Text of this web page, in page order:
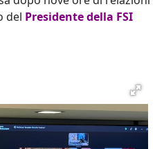
del Presidente della FSI